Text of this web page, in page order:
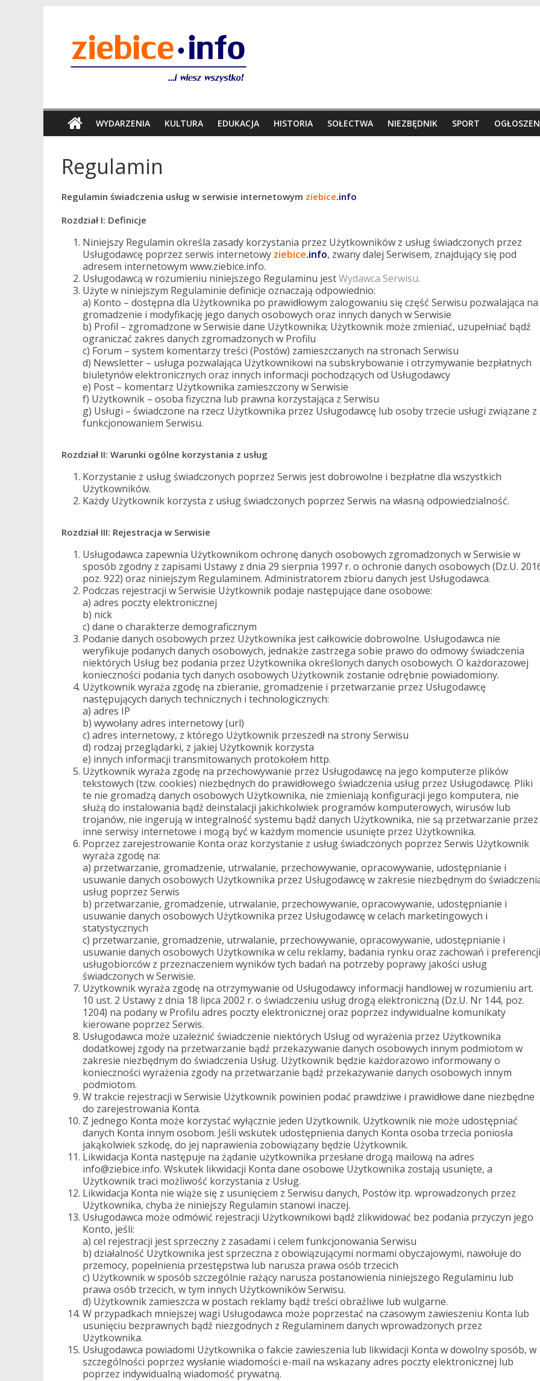
WYDARZENIA KULTURA EDUKACJA HISTORIA SOŁECTWA NIEZBĘDNIK SPORT
Regulamin
Regulamin świadczenia usług w serwisie internetowym ziebice.info
Rozdział I: Definicje
Niniejszy Regulamin określa zasady korzystania przez Użytkowników z usług świadczonych przez
Usługodawcę poprzez serwis internetowy ziebice.info, zwany dalej Serwisem, znajdujący się pod
adresem internetowym www.ziebice.info.
Usługodawcą w rozumieniu niniejszego Regulaminu jestWydawca Serwisu.
Użyte w niniejszym Regulaminie definicje oznaczają odpowiednio:
a) Konto – dostępna dla Użytkownika po prawidłowym zalogowaniu się część Serwisu pozwalająca na
gromadzenie i modyfikację jego danych osobowych oraz innych danych w Serwisie
b) Profil – zgromadzone w Serwisie dane Użytkownika; Użytkownik może zmieniać, uzupełniać bądź
ograniczać zakres danych zgromadzonych w Profilu
c) Forum – system komentarzy treści (Postów) zamieszczanych na stronach Serwisu
d) Newsletter – usługa pozwalająca Użytkownikowi na subskrybowanie i otrzymywanie bezpłatnych
biuletynów elektronicznych oraz innych informacji pochodzących od Usługodawcy
e) Post – komentarz Użytkownika zamieszczony w Serwisie
f) Użytkownik – osoba fizyczna lub prawna korzystająca z Serwisu
g) Usługi – świadczone na rzecz Użytkownika przez Usługodawcę lub osoby trzecie usługi związane z
funkcjonowaniem Serwisu.
Rozdział II: Warunki ogólne korzystania z usług
Korzystanie z usług świadczonych poprzez Serwis jest dobrowolne i bezpłatne dla wszystkich
Użytkowników.
Każdy Użytkownik korzysta z usług świadczonych poprzez Serwis na własną odpowiedzialność.
Rozdział III: Rejestracja w Serwisie
Usługodawca zapewnia Użytkownikom ochronę danych osobowych zgromadzonych w Serwisie w
sposób zgodny z zapisami Ustawy z dnia 29 sierpnia 1997 r. o ochronie danych osobowych (Dz.U.
poz. 922) oraz niniejszym Regulaminem. Administratorem zbioru danych jest Usługodawca.
Podczas rejestracji w Serwisie Użytkownik podaje następujące dane osobowe:
a) adres poczty elektronicznej
b) nick
c) dane o charakterze demograficznym
Podanie danych osobowych przez Użytkownika jest całkowicie dobrowolne. Usługodawca nie
weryfikuje podanych danych osobowych, jednakże zastrzega sobie prawo do odmowy świadczenia
niektórych Usług bez podania przez Użytkownika określonych danych osobowych. O każdorazowej
konieczności podania tych danych osobowych Użytkownik zostanie odrębnie powiadomiony.
Użytkownik wyraża zgodę na zbieranie, gromadzenie i przetwarzanie przez Usługodawcę
następujących danych technicznych i technologicznych:
a) adres IP
b) wywołany adres internetowy (url)
c) adres internetowy, z którego Użytkownik przeszedł na strony Serwisu
d) rodzaj przeglądarki, z jakiej Użytkownik korzysta
e) innych informacji transmitowanych protokołem http.
Użytkownik wyraża zgodę na przechowywanie przez Usługodawcę na jego komputerze plików
tekstowych (tzw. cookies) niezbędnych do prawidłowego świadczenia usług przez Usługodawcę. Pliki
te nie gromadzą danych osobowych Użytkownika, nie zmieniają konfiguracji jego komputera, nie
służą do instalowania bądź deinstalacji jakichkolwiek programów komputerowych, wirusów lub
trojanów, nie ingerują w integralność systemu bądź danych Użytkownika, nie są przetwarzanie przez
inne serwisy internetowe i mogą być w każdym momencie usunięte przez Użytkownika.
Poprzez zarejestrowanie Konta oraz korzystanie z usług świadczonych poprzez Serwis Użytkownik
wyraża zgodę na:
a) przetwarzanie, gromadzenie, utrwalanie, przechowywanie, opracowywanie, udostępnianie i
usuwanie danych osobowych Użytkownika przez Usługodawcę w zakresie niezbędnym do
usług poprzez Serwis
b) przetwarzanie, gromadzenie, utrwalanie, przechowywanie, opracowywanie, udostępnianie i
usuwanie danych osobowych Użytkownika przez Usługodawcę w celach marketingowych i
statystycznych
c) przetwarzanie, gromadzenie, utrwalanie, przechowywanie, opracowywanie, udostępnianie i
usuwanie danych osobowych Użytkownika w celu reklamy, badania rynku oraz zachowań i preferencji
usługobiorców z przeznaczeniem wyników tych badań na potrzeby poprawy jakości usług
świadczonych w Serwisie.
Użytkownik wyraża zgodę na otrzymywanie od Usługodawcy informacji handlowej w rozumieniu art.
10 ust. 2 Ustawy z dnia 18 lipca 2002 r. o świadczeniu usług drogą elektroniczną (Dz.U. Nr 144, poz.
1204) na podany w Profilu adres poczty elektronicznej oraz poprzez indywidualne komunikaty
kierowane poprzez Serwis.
Usługodawca może uzależnić świadczenie niektórych Usług od wyrażenia przez Użytkownika
dodatkowej zgody na przetwarzanie bądź przekazywanie danych osobowych innym podmiotom w
zakresie niezbędnym do świadczenia Usług. Użytkownik będzie każdorazowo informowany o
konieczności wyrażenia zgody na przetwarzanie bądź przekazywanie danych osobowych innym
podmiotom.
W trakcie rejestracji w Serwisie Użytkownik powinien podać prawdziwe i prawidłowe dane niezbędne
do zarejestrowania Konta.
Z jednego Konta może korzystać wyłącznie jeden Użytkownik. Użytkownik nie może udostępniać
danych Konta innym osobom. Jeśli wskutek udostępnienia danych Konta osoba trzecia poniosła
jakąkolwiek szkodę, do jej naprawienia zobowiązany będzie Użytkownik.
Likwidacja Konta następuje na żądanie użytkownika przesłane drogą mailową na adres
info@ziebice.info. Wskutek likwidacji Konta dane osobowe Użytkownika zostają usunięte, a
Użytkownik traci możliwość korzystania z Usług.
Likwidacja Konta nie wiąże się z usunięciem z Serwisu danych, Postów itp. wprowadzonych przez
Użytkownika, chyba że niniejszy Regulamin stanowi inaczej.
Usługodawca może odmówić rejestracji Użytkownikowi bądź zlikwidować bez podania przyczyn jego
Konto, jeśli:
a) cel rejestracji jest sprzeczny z zasadami i celem funkcjonowania Serwisu
b) działalność Użytkownika jest sprzeczna z obowiązującymi normami obyczajowymi, nawołuje do
przemocy, popełnienia przestępstwa lub narusza prawa osób trzecich
c) Użytkownik w sposób szczególnie rażący narusza postanowienia niniejszego Regulaminu lub
prawa osób trzecich, w tym innych Użytkowników Serwisu.
d) Użytkownik zamieszcza w postach reklamy bądź treści obraźliwe lub wulgarne.
W przypadkach mniejszej wagi Usługodawca może poprzestać na czasowym zawieszeniu Konta lub
usunięciu bezprawnych bądź niezgodnych z Regulaminem danych wprowadzonych przez
Użytkownika.
Usługodawca powiadomi Użytkownika o fakcie zawieszenia lub likwidacji Konta w dowolny sposób, w
szczególności poprzez wysłanie wiadomości e-mail na wskazany adres poczty elektronicznej lub
poprzez indywidualną wiadomość prywatną.